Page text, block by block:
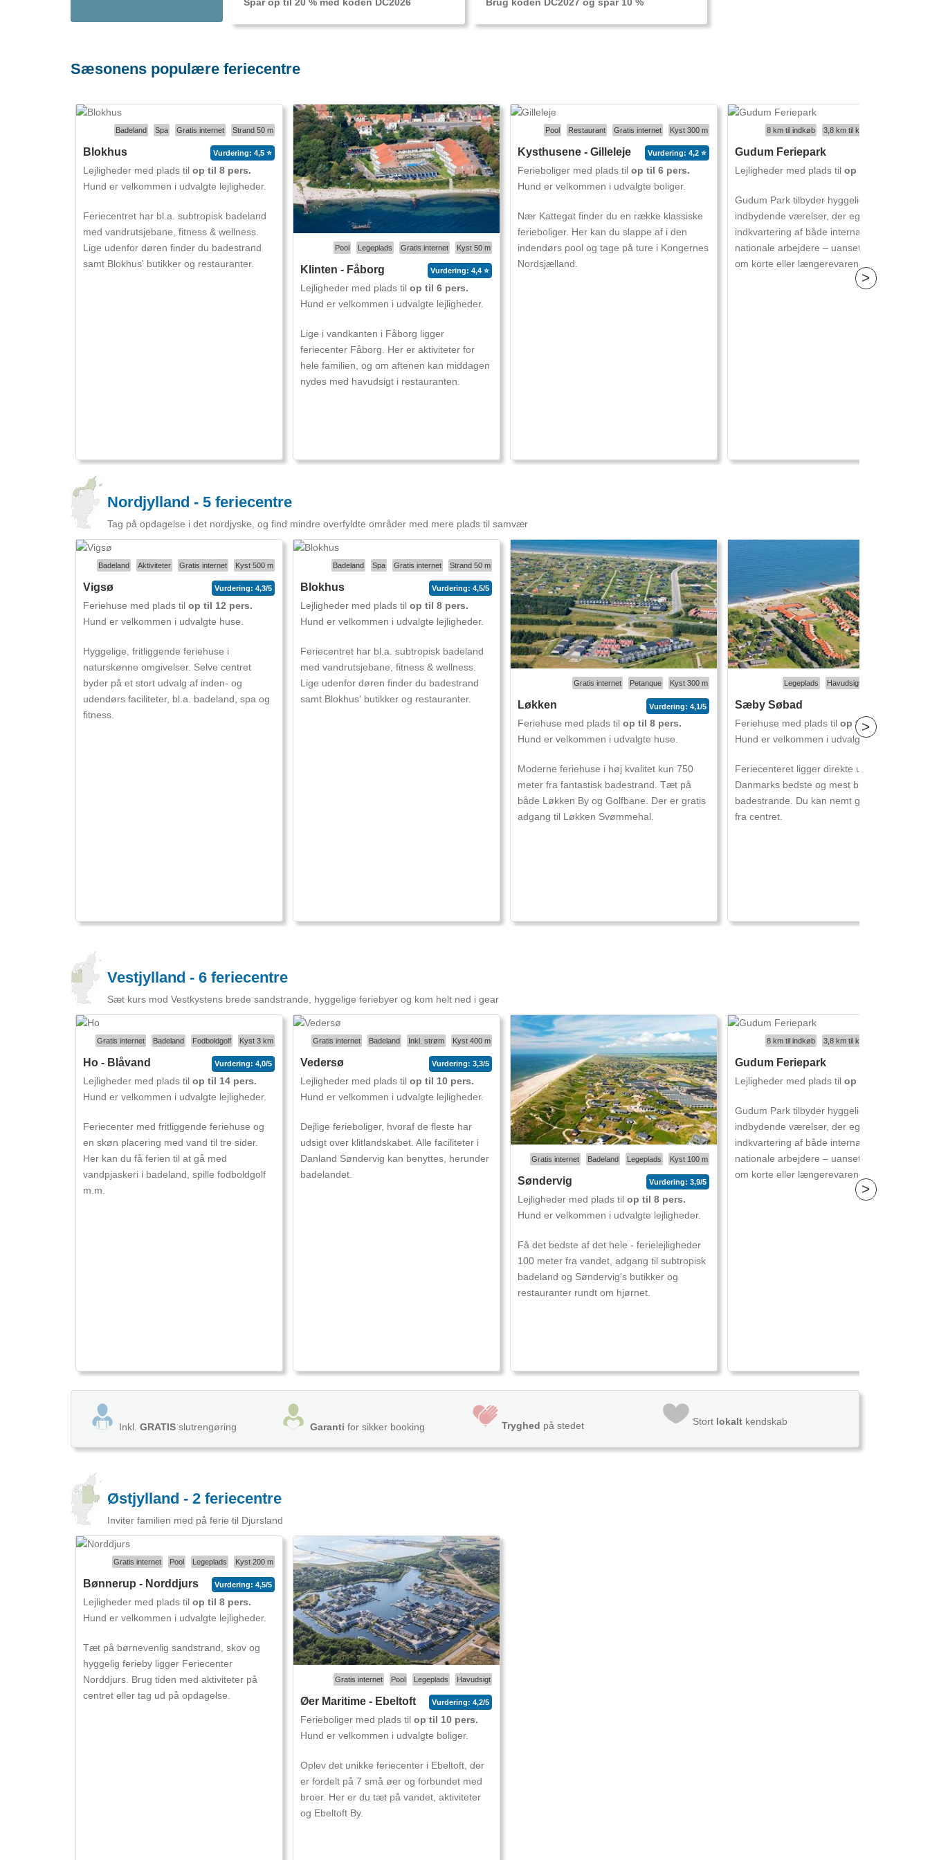
Spar op til 20 % med koden DC2026 Brug koden DC2027 og spar 10 %
Sæsonens populære feriecentre
Strand 50 m
Gratis internet
Spa
Badeland
Blokhus Vurdering: 4,5 ⭐
Lejligheder med plads til op til 8 pers.
Hund er velkommen i udvalgte lejligheder.
Feriecentret har bl.a. subtropisk badeland
med vandrutsjebane, fitness & wellness.
Lige udenfor døren finder du badestrand
samt Blokhus' butikker og restauranter.
Kyst 50 m
Gratis internet
Legeplads
Pool
Klinten - Fåborg Vurdering: 4,4 ⭐
Lejligheder med plads til op til 6 pers.
Hund er velkommen i udvalgte lejligheder.
Lige i vandkanten i Fåborg ligger
feriecenter Fåborg. Her er aktiviteter for
hele familien, og om aftenen kan middagen
nydes med havudsigt i restauranten.
Kyst 300 m
Gratis internet
Restaurant
Pool
Kysthusene - Gilleleje Vurdering: 4,2 ⭐
Ferieboliger med plads til op til 6 pers.
Hund er velkommen i udvalgte boliger.
Nær Kattegat finder du en række klassiske
ferieboliger. Her kan du slappe af i den
indendørs pool og tage på ture i Kongernes
Nordsjælland.
3,8 km til kyst
8 km til indkøb
Gudum Feriepark
Lejligheder med plads til op til 2 pers.
Gudum Park tilbyder hyggelige og
indbydende værelser, der egner sig godt til
indkvartering af både internationale og
nationale arbejdere – uanset om der er tale
om korte eller længerevarende ophold.
>
Nordjylland - 5 feriecentre
Tag på opdagelse i det nordjyske, og find mindre overfyldte områder med mere plads til samvær
Kyst 500 m
Gratis internet
Aktiviteter
Badeland
Vigsø Vurdering: 4,3/5
Feriehuse med plads til op til 12 pers.
Hund er velkommen i udvalgte huse.
Hyggelige, fritliggende feriehuse i
naturskønne omgivelser. Selve centret
byder på et stort udvalg af inden- og
udendørs faciliteter, bl.a. badeland, spa og
fitness.
Strand 50 m
Gratis internet
Spa
Badeland
Blokhus Vurdering: 4,5/5
Lejligheder med plads til op til 8 pers.
Hund er velkommen i udvalgte lejligheder.
Feriecentret har bl.a. subtropisk badeland
med vandrutsjebane, fitness & wellness.
Lige udenfor døren finder du badestrand
samt Blokhus' butikker og restauranter.
Kyst 300 m
Petanque
Gratis internet
Løkken Vurdering: 4,1/5
Feriehuse med plads til op til 8 pers.
Hund er velkommen i udvalgte huse.
Moderne feriehuse i høj kvalitet kun 750
meter fra fantastisk badestrand. Tæt på
både Løkken By og Golfbane. Der er gratis
adgang til Løkken Svømmehal.
Havudsigt
Legeplads
Sæby Søbad
Feriehuse med plads til op til 6 pers.
Hund er velkommen i udvalgte huse.
Feriecenteret ligger direkte ud til en af
Danmarks bedste og mest børnevenlige
badestrande. Du kan nemt gå ind til Sæby
fra centret.
>
Vestjylland - 6 feriecentre
Sæt kurs mod Vestkystens brede sandstrande, hyggelige feriebyer og kom helt ned i gear
Kyst 3 km
Fodboldgolf
Badeland
Gratis internet
Ho - Blåvand Vurdering: 4,0/5
Lejligheder med plads til op til 14 pers.
Hund er velkommen i udvalgte lejligheder.
Feriecenter med fritliggende feriehuse og
en skøn placering med vand til tre sider.
Her kan du få ferien til at gå med
vandpjaskeri i badeland, spille fodboldgolf
m.m.
Kyst 400 m
Inkl. strøm
Badeland
Gratis internet
Vedersø Vurdering: 3,3/5
Lejligheder med plads til op til 10 pers.
Hund er velkommen i udvalgte lejligheder.
Dejlige ferieboliger, hvoraf de fleste har
udsigt over klitlandskabet. Alle faciliteter i
Danland Søndervig kan benyttes, herunder
badelandet.
Kyst 100 m
Legeplads
Badeland
Gratis internet
Søndervig Vurdering: 3,9/5
Lejligheder med plads til op til 8 pers.
Hund er velkommen i udvalgte lejligheder.
Få det bedste af det hele - ferielejligheder
100 meter fra vandet, adgang til subtropisk
badeland og Søndervig's butikker og
restauranter rundt om hjørnet.
3,8 km til kyst
8 km til indkøb
Gudum Feriepark
Lejligheder med plads til op til 2 pers.
Gudum Park tilbyder hyggelige og
indbydende værelser, der egner sig godt til
indkvartering af både internationale og
nationale arbejdere – uanset om der er tale
om korte eller længerevarende ophold.
>
Inkl. GRATIS slutrengøring Garanti for sikker booking Tryghed på stedet Stort lokaltkendskab
Østjylland - 2 feriecentre
Inviter familien med på ferie til Djursland
Kyst 200 m
Legeplads
Pool
Gratis internet
Bønnerup - Norddjurs Vurdering: 4,5/5
Lejligheder med plads til op til 8 pers.
Hund er velkommen i udvalgte lejligheder.
Tæt på børnevenlig sandstrand, skov og
hyggelig ferieby ligger Feriecenter
Norddjurs. Brug tiden med aktiviteter på
centret eller tag ud på opdagelse.
Havudsigt
Legeplads
Pool
Gratis internet
Øer Maritime - Ebeltoft Vurdering: 4,2/5
Ferieboliger med plads til op til 10 pers.
Hund er velkommen i udvalgte boliger.
Oplev det unikke feriecenter i Ebeltoft, der
er fordelt på 7 små øer og forbundet med
broer. Her er du tæt på vandet, aktiviteter
og Ebeltoft By.